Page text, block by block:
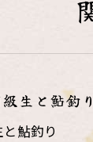
生と鮎釣り
鮎釣り